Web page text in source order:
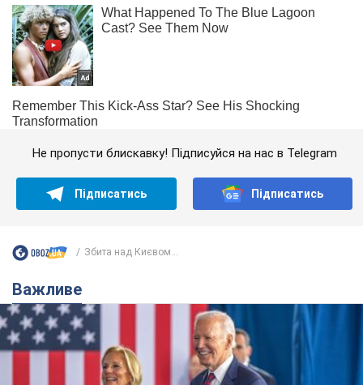
Не пропусти блискавку! Підписуйся на нас в Telegram
Підписатись Підписатись
Збита над Києвом...
Важливе